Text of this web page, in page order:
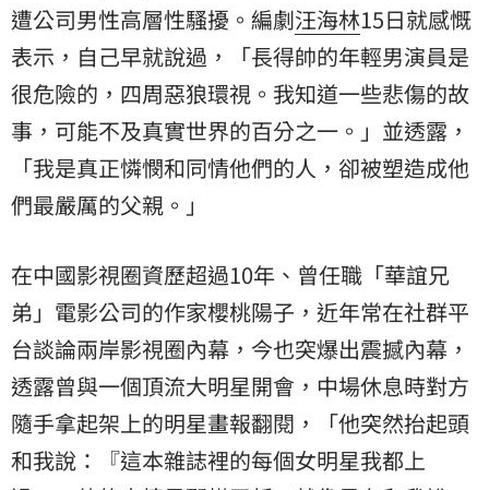
遭公司男性高層性騷擾。編劇汪海林15日就感慨
表示，自己早就說過，「長得帥的年輕男演員是
很危險的，四周惡狼環視。我知道一些悲傷的故
事，可能不及真實世界的百分之一。」並透露，
「我是真正憐憫和同情他們的人，卻被塑造成他
們最嚴厲的父親。」
在中國影視圈資歷超過10年、曾任職「華誼兄
弟」電影公司的作家櫻桃陽子，近年常在社群平
台談論兩岸影視圈內幕，今也突爆出震撼內幕，
透露曾與一個頂流大明星開會，中場休息時對方
隨手拿起架上的明星畫報翻閱，「他突然抬起頭
和我說：『這本雜誌裡的每個女明星我都上